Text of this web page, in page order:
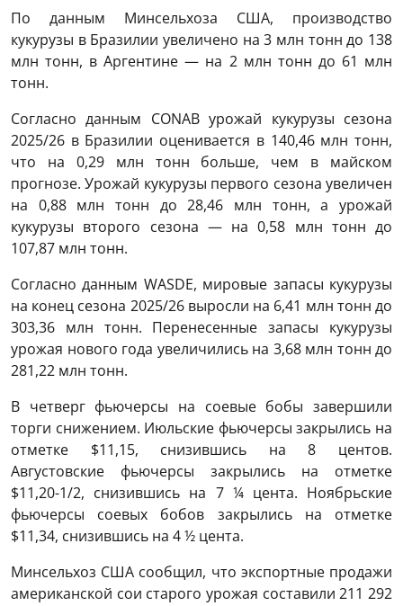
По данным Минсельхоза США, производство
кукурузы в Бразилии увеличено на 3 млн тонн до 138
млн тонн, в Аргентине — на 2 млн тонн до 61 млн
тонн.
Согласно данным CONAB урожай кукурузы сезона
2025/26 в Бразилии оценивается в 140,46 млн тонн,
что на 0,29 млн тонн больше, чем в майском
прогнозе. Урожай кукурузы первого сезона увеличен
на 0,88 млн тонн до 28,46 млн тонн, а урожай
кукурузы второго сезона — на 0,58 млн тонн до
107,87 млн ​​тонн.
Согласно данным WASDE, мировые запасы кукурузы
на конец сезона 2025/26 выросли на 6,41 млн тонн до
303,36 млн тонн. Перенесенные запасы кукурузы
урожая нового года увеличились на 3,68 млн тонн до
281,22 млн тонн.
В четверг фьючерсы на соевые бобы завершили
торги снижением. Июльские фьючерсы закрылись на
отметке $11,15, снизившись на 8 центов.
Августовские фьючерсы закрылись на отметке
$11,20-1/2, снизившись на 7 ¼ цента. Ноябрьские
фьючерсы соевых бобов закрылись на отметке
$11,34, снизившись на 4 ½ цента.
Минсельхоз США сообщил, что экспортные продажи
американской сои старого урожая составили 211 292